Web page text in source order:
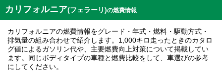
カリフォルニア(フェラーリ)の燃費情報
カリフォルニアの燃費情報をグレード・年式・燃料・駆動方式・
排気量の組み合わせで紹介します。1,000キロ走ったときのカタロ
グ値によるガソリン代や、主要燃費向上対策について掲載してい
ます。同じボディタイプの車種と燃費比較をして、車選びの参考
にしてください。